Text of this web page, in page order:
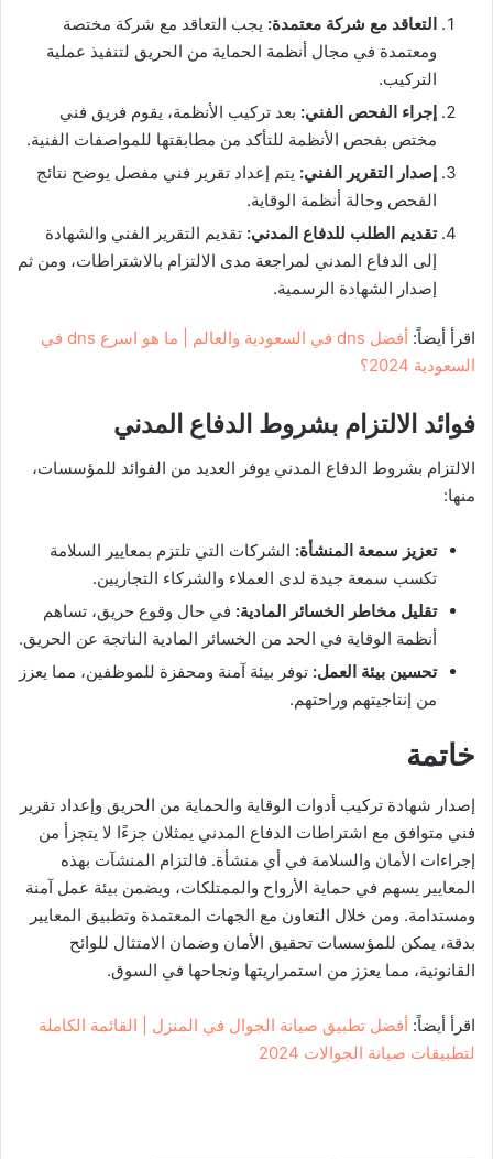
التعاقد مع شركة معتمدة: يجب التعاقد مع شركة مختصة
ومعتمدة في مجال أنظمة الحماية من الحريق لتنفيذ عملية
التركيب.
إجراء الفحص الفني: بعد تركيب الأنظمة، يقوم فريق فني
مختص بفحص الأنظمة للتأكد من مطابقتها للمواصفات الفنية.
إصدار التقرير الفني: يتم إعداد تقرير فني مفصل يوضح نتائج
الفحص وحالة أنظمة الوقاية.
تقديم الطلب للدفاع المدني: تقديم التقرير الفني والشهادة
إلى الدفاع المدني لمراجعة مدى الالتزام بالاشتراطات، ومن ثم
إصدار الشهادة الرسمية.
اقرأ أيضاً:
أفضل dns في السعودية والعالم | ما هو اسرع dns في
السعودية 2024؟
فوائد الالتزام بشروط الدفاع المدني
الالتزام بشروط الدفاع المدني يوفر العديد من الفوائد للمؤسسات،
منها:
تعزيز سمعة المنشأة: الشركات التي تلتزم بمعايير السلامة
تكسب سمعة جيدة لدى العملاء والشركاء التجاريين.
تقليل مخاطر الخسائر المادية: في حال وقوع حريق، تساهم
أنظمة الوقاية في الحد من الخسائر المادية الناتجة عن الحريق.
تحسين بيئة العمل: توفر بيئة آمنة ومحفزة للموظفين، مما يعزز
من إنتاجيتهم وراحتهم.
خاتمة
إصدار شهادة تركيب أدوات الوقاية والحماية من الحريق وإعداد تقرير
فني متوافق مع اشتراطات الدفاع المدني يمثلان جزءًا لا يتجزأ من
إجراءات الأمان والسلامة في أي منشأة. فالتزام المنشآت بهذه
المعايير يسهم في حماية الأرواح والممتلكات، ويضمن بيئة عمل آمنة
ومستدامة. ومن خلال التعاون مع الجهات المعتمدة وتطبيق المعايير
بدقة، يمكن للمؤسسات تحقيق الأمان وضمان الامتثال للوائح
القانونية، مما يعزز من استمراريتها ونجاحها في السوق.
اقرأ أيضاً: أفضل تطبيق صيانة الجوال في المنزل | القائمة الكاملة
لتطبيقات صيانة الجوالات 2024